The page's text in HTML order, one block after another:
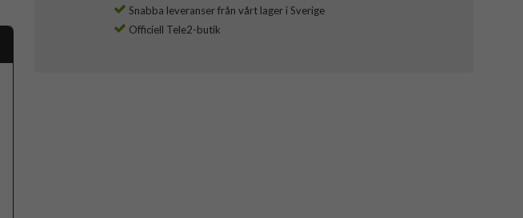
Snabba leveranser från vårt lager i Sverige
Officiell Tele2-butik